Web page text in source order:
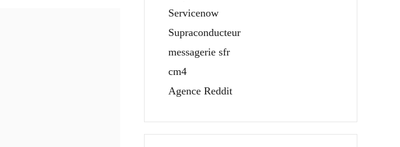
Servicenow
Supraconducteur
messagerie sfr
cm4
Agence Reddit